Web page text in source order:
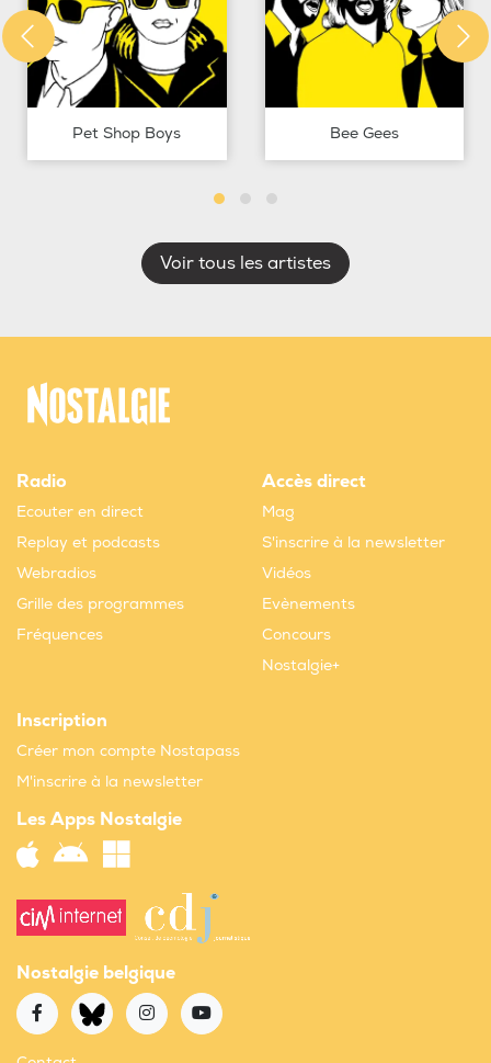
Pet Shop Boys Bee Gees
Voir tous les artistes
Radio
Ecouter en direct
Replay et podcasts
Webradios
Grille des programmes
Fréquences
Accès direct
Mag
S'inscrire à la newsletter
Vidéos
Evènements
Concours
Nostalgie+
Inscription
Créer mon compte Nostapass
M'inscrire à la newsletter
Les Apps Nostalgie
Nostalgie belgique